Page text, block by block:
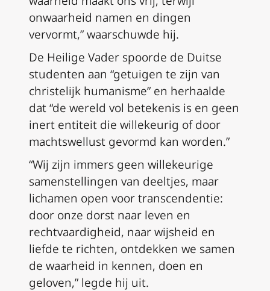
onwaarheid namen en dingen
vervormt,” waarschuwde hij.
De Heilige Vader spoorde de Duitse
studenten aan “getuigen te zijn van
christelijk humanisme” en herhaalde
dat “de wereld vol betekenis is en geen
inert entiteit die willekeurig of door
machtswellust gevormd kan worden.”
“Wij zijn immers geen willekeurige
samenstellingen van deeltjes, maar
lichamen open voor transcendentie:
door onze dorst naar leven en
rechtvaardigheid, naar wijsheid en
liefde te richten, ontdekken we samen
de waarheid in kennen, doen en
geloven,” legde hij uit.